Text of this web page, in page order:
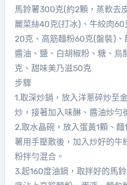
馬鈴薯300克(約2顆，蒸軟去
麗菜絲40克(打冰)、牛絞肉60
20克、高筋麵粉60克(盤裝)、
醬油、鹽、白胡椒粉、糖、烏
克、甜味美乃滋50克
步驟
1.取深炒鍋，放入洋蔥碎炒至
炒，接著加入味醂、醬油炒勻
2.取水晶碗，放入蛋黃1顆、
薯用手壓散後，加入炒好的牛
粉拌勻混合。
3.起160度油鍋，取拌好的馬